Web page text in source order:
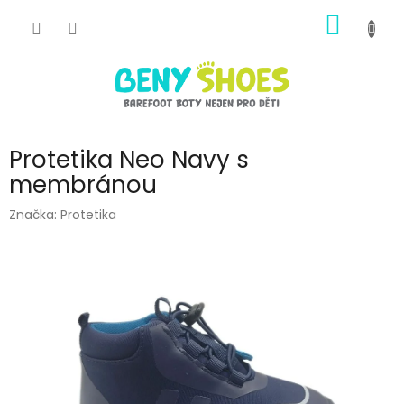
KOŠÍK
Protetika Neo Navy s
membránou
Značka: Protetika